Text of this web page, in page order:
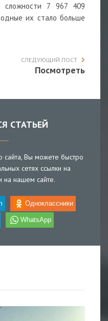
7 967 409
их стало больше
СЛЕДУЮЩИЙ ПОСТ
Посмотреть
СТАТЬЕЙ
сайта, Вы можете быстро
сетях ссылки на
на нашем сайте.
Одноклассники
WhatsApp